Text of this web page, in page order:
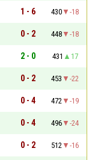
1 - 6 430
-18
0 - 2 448
-18
2 - 0 431
17
0 - 2 453
-22
0 - 4 472
-19
0 - 4 496
-24
0 - 2 512
-16